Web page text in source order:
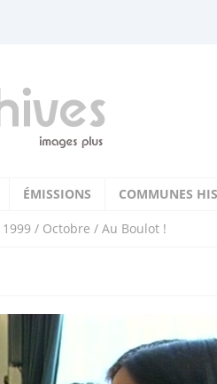
ÉMISSIONS COMMUNES
1999 / Octobre / Au Boulot !